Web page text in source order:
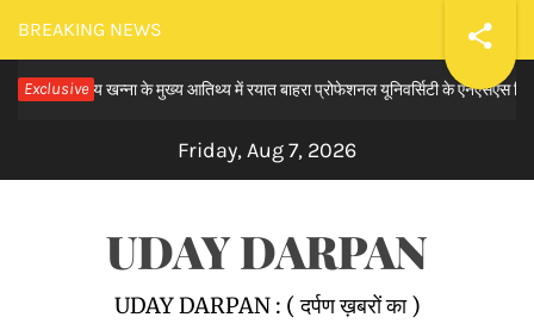
Skip
to
content
BREAKING NEWS
Exclusive
राय खन्ना के मुख्य आतिथ्य में रयात बाहरा प्रोफेशनल यूनिवर्सिटी के एनएसएस विंग द्वारा
Friday, Aug 7, 2026
UDAY DARPAN
UDAY DARPAN : ( दर्पण ख़बरों का )